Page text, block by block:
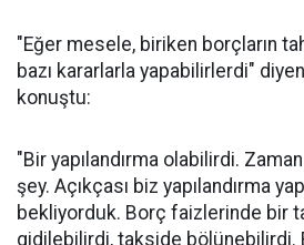
"Eğer mesele, biriken borçların
bazı kararlarla yapabilirlerdi"
konuştu:
"Bir yapılandırma olabilirdi.
şey. Açıkçası biz yapılandırma
bekliyorduk. Borç faizlerinde bir
gidilebilirdi, takside bölünebilirdi.